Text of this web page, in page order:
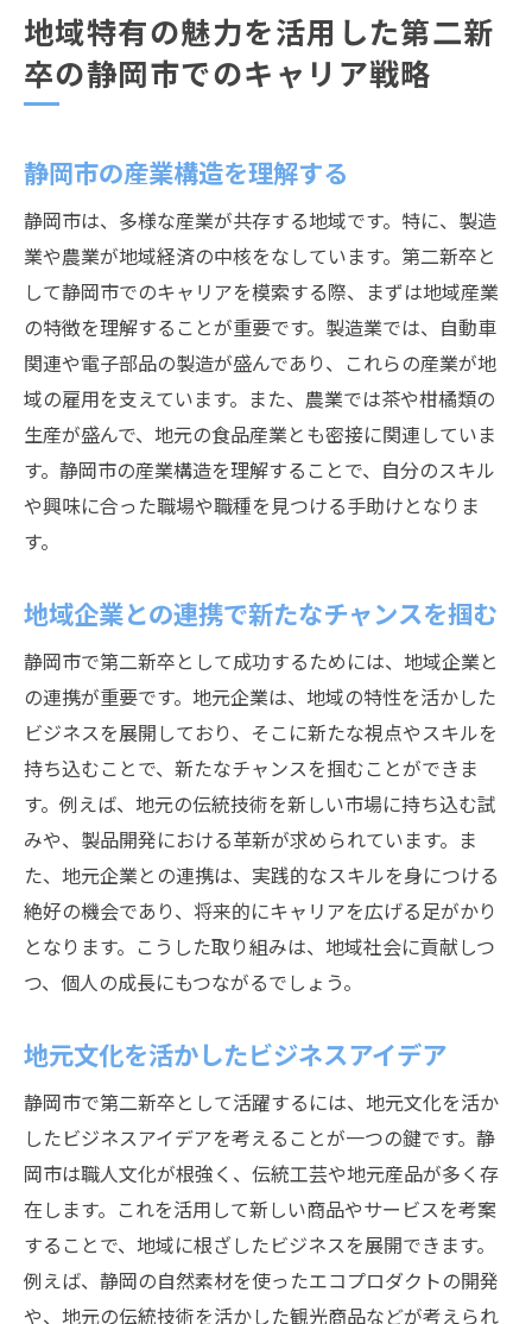
地域特有の魅力を活用した第二新
卒の静岡市でのキャリア戦略
静岡市の産業構造を理解する
静岡市は、多様な産業が共存する地域です。特に、製造
業や農業が地域経済の中核をなしています。第二新卒と
して静岡市でのキャリアを模索する際、まずは地域産業
の特徴を理解することが重要です。製造業では、自動車
関連や電子部品の製造が盛んであり、これらの産業が地
域の雇用を支えています。また、農業では茶や柑橘類の
生産が盛んで、地元の食品産業とも密接に関連していま
す。静岡市の産業構造を理解することで、自分のスキル
や興味に合った職場や職種を見つける手助けとなりま
す。
地域企業との連携で新たなチャンスを掴む
静岡市で第二新卒として成功するためには、地域企業と
の連携が重要です。地元企業は、地域の特性を活かした
ビジネスを展開しており、そこに新たな視点やスキルを
持ち込むことで、新たなチャンスを掴むことができま
す。例えば、地元の伝統技術を新しい市場に持ち込む試
みや、製品開発における革新が求められています。ま
た、地元企業との連携は、実践的なスキルを身につける
絶好の機会であり、将来的にキャリアを広げる足がかり
となります。こうした取り組みは、地域社会に貢献しつ
つ、個人の成長にもつながるでしょう。
地元文化を活かしたビジネスアイデア
静岡市で第二新卒として活躍するには、地元文化を活か
したビジネスアイデアを考えることが一つの鍵です。静
岡市は職人文化が根強く、伝統工芸や地元産品が多く存
在します。これを活用して新しい商品やサービスを考案
することで、地域に根ざしたビジネスを展開できます。
例えば、静岡の自然素材を使ったエコプロダクトの開発
や、地元の伝統技術を活かした観光商品などが考えられ